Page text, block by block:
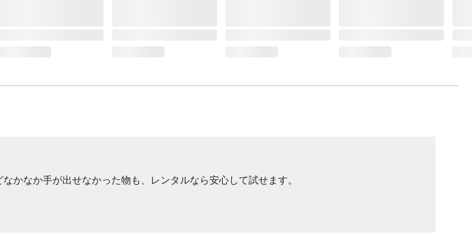
かなか手が出せなかった物も、レンタルなら安心して試せます。